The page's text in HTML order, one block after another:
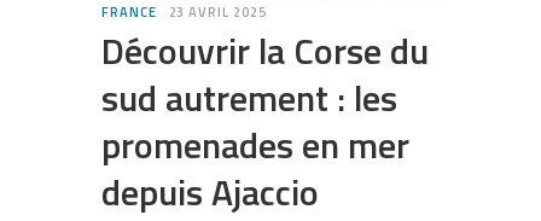
FRANCE 23 AVRIL 2025
Découvrir la Corse du
sud autrement : les
promenades en mer
depuis Ajaccio